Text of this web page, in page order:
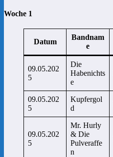
Woche 1
Datum
Bandnam
e
09.05.202
5
Die
Habenichts
e
09.05.202
5
Kupfergol
d
09.05.202
5
Mr. Hurly
& Die
Pulveraffe
n